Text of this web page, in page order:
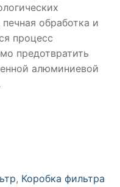
обработка и
процесс
предотвратить
алюминиевой
, Коробка фильтра